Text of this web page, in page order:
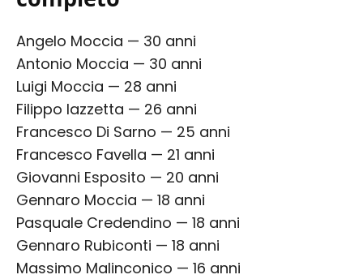
Angelo Moccia — 30 anni
Antonio Moccia — 30 anni
Luigi Moccia — 28 anni
Filippo Iazzetta — 26 anni
Francesco Di Sarno — 25 anni
Francesco Favella — 21 anni
Giovanni Esposito — 20 anni
Gennaro Moccia — 18 anni
Pasquale Credendino — 18 anni
Gennaro Rubiconti — 18 anni
Massimo Malinconico — 16 anni